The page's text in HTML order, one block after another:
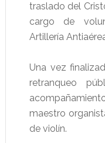
traslado del
cargo de
Artillería
Una vez
retranqueo
maestro
de violín.